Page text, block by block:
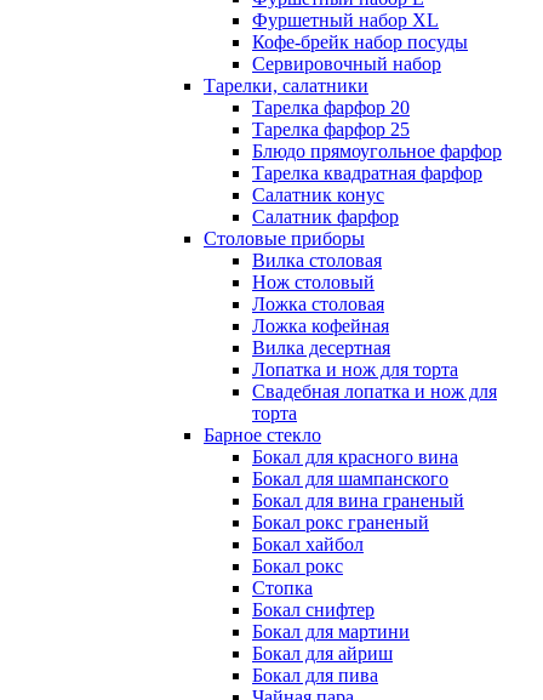
Фуршетный набор ХL
Кофе-брейк набор посуды
Сервировочный набор
Тарелки, салатники
Тарелка фарфор 20
Тарелка фарфор 25
Блюдо прямоугольное фарфор
Тарелка квадратная фарфор
Салатник конус
Салатник фарфор
Столовые приборы
Вилка столовая
Нож столовый
Ложка столовая
Ложка кофейная
Вилка десертная
Лопатка и нож для торта
Свадебная лопатка и нож для
торта
Барное стекло
Бокал для красного вина
Бокал для шампанского
Бокал для вина граненый
Бокал рокс граненый
Бокал хайбол
Бокал рокс
Стопка
Бокал снифтер
Бокал для мартини
Бокал для айриш
Бокал для пива